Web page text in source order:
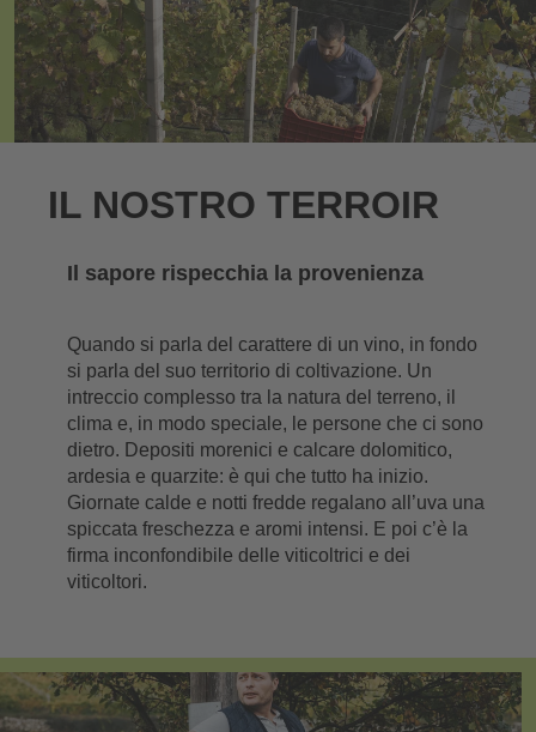
IL NOSTRO TERROIR
Il sapore rispecchia la provenienza
Quando si parla del carattere di un vino, in fondo
si parla del suo territorio di coltivazione. Un
intreccio complesso tra la natura del terreno, il
clima e, in modo speciale, le persone che ci sono
dietro. Depositi morenici e calcare dolomitico,
ardesia e quarzite: è qui che tutto ha inizio.
Giornate calde e notti fredde regalano all’uva una
spiccata freschezza e aromi intensi. E poi c’è la
firma inconfondibile delle viticoltrici e dei
viticoltori.